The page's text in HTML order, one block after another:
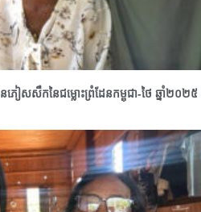
ភៀសសឹកនៃជម្លោះព្រំដែនកម្ពុជា-ថៃ ឆ្នាំ២០២៥